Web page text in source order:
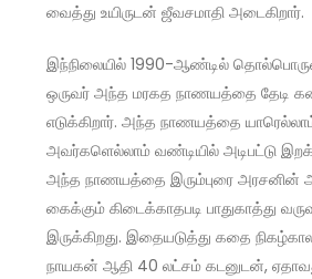
வைத்து உயிருடன் ஜீவசமாதி அடைகிறார்.
இந்நிலையில் 1990-ஆண்டில்
ஒருவர் அந்த மரகத நாணயத்தை தேடி
எடுக்கிறார். அந்த நாணயத்தை
அவர்களெல்லாம் வண்டியில் அடிபட்டு
அந்த நாணயத்தை இரும்புரை அரசனின்
கைக்கும் கிடைக்காதபடி பாதுகாத்து
இருக்கிறது. இதையடுத்து கதை
நாயகன் ஆதி 40 லட்சம் கடனுடன்,